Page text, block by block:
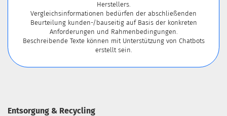
Herstellers.
Vergleichsinformationen bedürfen der abschließenden
Beurteilung kunden-/bauseitig auf Basis der konkreten
Anforderungen und Rahmenbedingungen.
Beschreibende Texte können mit Unterstützung von Chatbots
erstellt sein.
Entsorgung & Recycling